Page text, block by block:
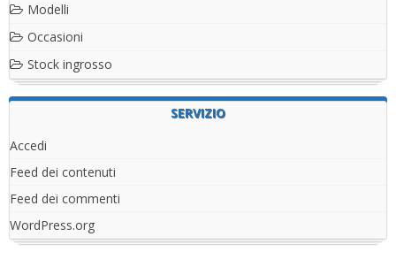
Modelli
Occasioni
Stock ingrosso
SERVIZIO
Accedi
Feed dei contenuti
Feed dei commenti
WordPress.org